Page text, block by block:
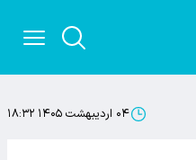
۰۴ اردیبهشت ۱۴۰۵ ۱۸:۳۲